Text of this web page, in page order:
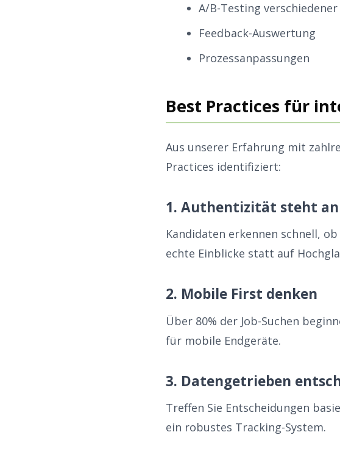
A/B-Testing verschiedener
Feedback-Auswertung
Prozessanpassungen
Best Practices für
Aus unserer Erfahrung mit
Practices identifiziert:
1. Authentizität steht
Kandidaten erkennen schnell,
echte Einblicke statt auf
2. Mobile First denken
Über 80% der Job-Suchen
für mobile Endgeräte.
3. Datengetrieben
Treffen Sie Entscheidungen
ein robustes Tracking-System.